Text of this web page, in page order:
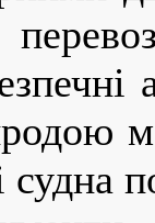
судна